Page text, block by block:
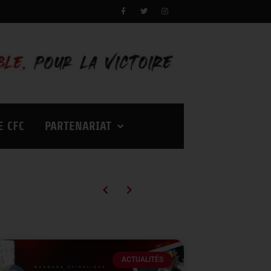
CFC PARTENARIAT
ACTUALITÉS